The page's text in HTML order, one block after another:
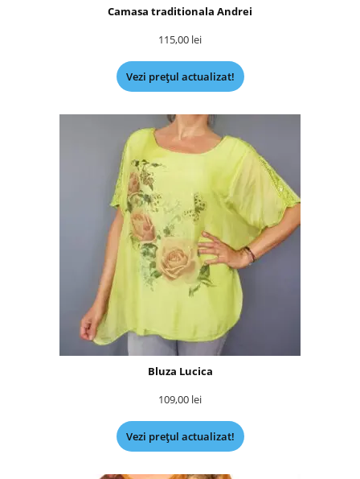
Camasa traditionala Andrei
115,00 lei
Vezi prețul actualizat!
Bluza Lucica
109,00 lei
Vezi prețul actualizat!